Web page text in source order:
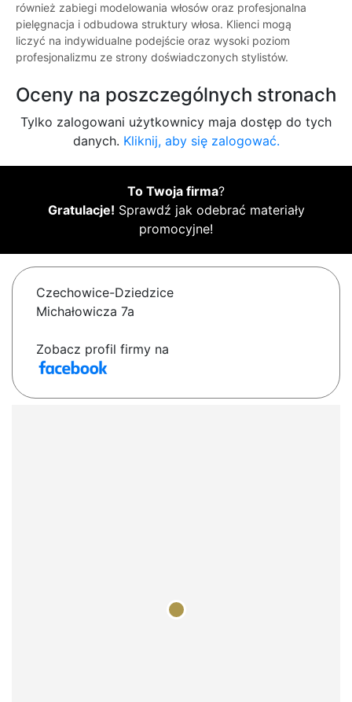
również zabiegi modelowania włosów oraz profesjonalna
pielęgnacja i odbudowa struktury włosa. Klienci mogą
liczyć na indywidualne podejście oraz wysoki poziom
profesjonalizmu ze strony doświadczonych stylistów.
Oceny na poszczególnych stronach
Tylko zalogowani użytkownicy maja dostęp do tych
danych. Kliknij, aby się zalogować.
To Twoja firma?
Gratulacje! Sprawdź jak odebrać materiały
promocyjne!
Czechowice-Dziedzice
Michałowicza 7a
Zobacz profil firmy na